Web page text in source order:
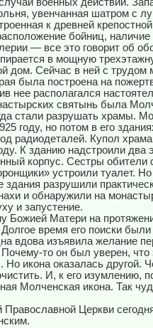
увенчанная шатром с
к древней
бойниц, наличие
— все это говорит об
в мощную
дом. Сейчас в ней с трудом
была построена на
нее располагался
святынь была
стали разрушать храмы.
году, но потом в его
радиодеталей. Купол
К зданию надстроили два
корпус. Сестры обители
устроили туалет. Но
разрушили
и обнаружили на
и запустение.
Божией Матери на
время его поиски были
вдова изъявила желание
то он был уверен, что
икона оказалась другой.
И, к его изумлению,
Молченская икона. Так
Церкви